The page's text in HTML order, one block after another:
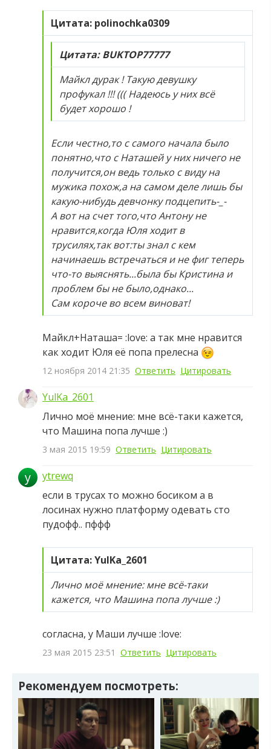
Цитата: polinochka0309
Цитата: BUKTOP77777
Майкл дурак ! Такую девушку
профукал !!! ((( Надеюсь у них всё
будет хорошо !
Если честно,то с самого начала было
понятно,что с Наташей у них ничего не
получится,он ведь только с виду на
мужика похож,а на самом деле лишь бы
какую-нибудь девчонку подцепить-_-
А вот на счет того,что Антону не
нравится,когда Юля ходит в
трусилях,так вот:ты знал с кем
начинаешь встречаться и не фиг теперь
что-то выяснять...была бы Кристина и
проблем бы не было,однако...
Сам короче во всем виноват!
Майкл+Наташа= :love: а так мне нравится
как ходит Юля её попа прелесна
12 ноября 2014 21:35 Ответить Цитировать
YulKa_2601
Лично моё мнение: мне всё-таки кажется,
что Машина попа лучше :)
3 мая 2015 19:59 Ответить Цитировать
y
ytrewq
если в трусах то можно босиком а в
лосинах нужно платформу одевать сто
пудофф.. пффф
Цитата: YulKa_2601
Лично моё мнение: мне всё-таки
кажется, что Машина попа лучше :)
согласна, у Маши лучше :love:
23 мая 2015 23:51 Ответить Цитировать
Рекомендуем посмотреть: